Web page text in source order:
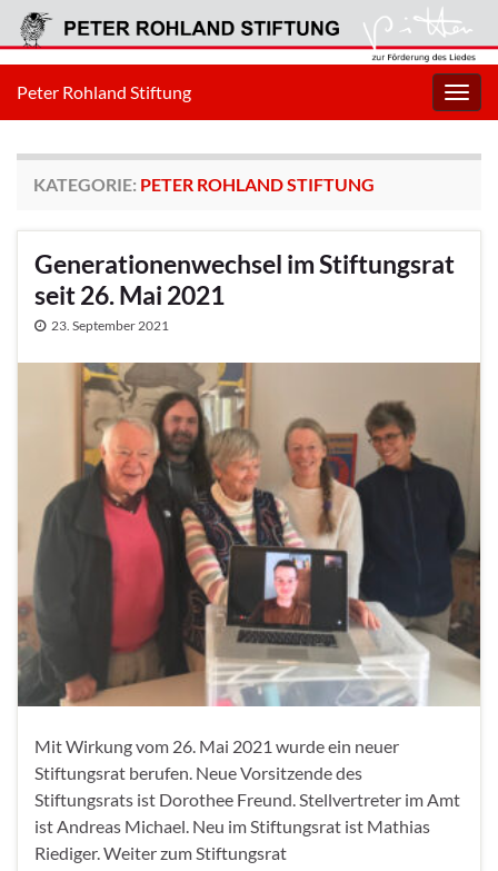
Peter Rohland Stiftung
KATEGORIE: PETER ROHLAND STIFTUNG
Generationenwechsel im Stiftungsrat
seit 26. Mai 2021
23. September 2021
Mit Wirkung vom 26. Mai 2021 wurde ein neuer
Stiftungsrat berufen. Neue Vorsitzende des
Stiftungsrats ist Dorothee Freund. Stellvertreter im Amt
ist Andreas Michael. Neu im Stiftungsrat ist Mathias
Riediger. Weiter zum Stiftungsrat